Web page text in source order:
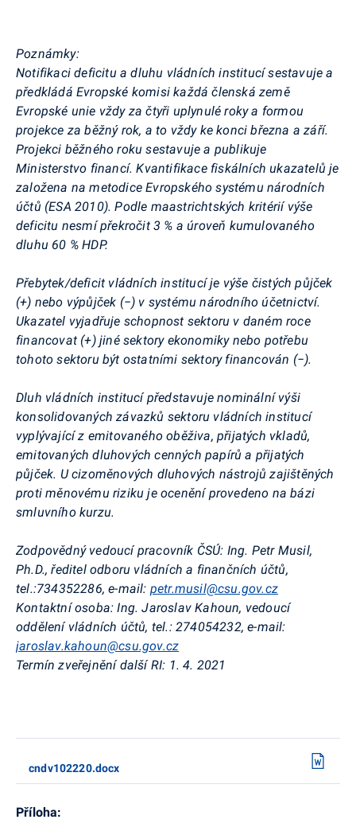
Poznámky:
Notifikaci deficitu a dluhu vládních institucí sestavuje a
předkládá Evropské komisi každá členská země
Evropské unie vždy za čtyři uplynulé roky a formou
projekce za běžný rok, a to vždy ke konci března a září.
Projekci běžného roku sestavuje a publikuje
Ministerstvo financí. Kvantifikace fiskálních ukazatelů je
založena na metodice Evropského systému národních
účtů (ESA 2010). Podle maastrichtských kritérií výše
deficitu nesmí překročit 3 % a úroveň kumulovaného
dluhu 60 % HDP.
Přebytek/deficit vládních institucí je výše čistých půjček
(+) nebo výpůjček (−) v systému národního účetnictví.
Ukazatel vyjadřuje schopnost sektoru v daném roce
financovat (+) jiné sektory ekonomiky nebo potřebu
tohoto sektoru být ostatními sektory financován (−).
Dluh vládních institucí představuje nominální výši
konsolidovaných závazků sektoru vládních institucí
vyplývající z emitovaného oběživa, přijatých vkladů,
emitovaných dluhových cenných papírů a přijatých
půjček. Ucizoměnových dluhových nástrojů zajištěných
proti měnovému riziku je ocenění provedeno na bázi
smluvního kurzu.
Zodpovědný vedoucí pracovník ČSÚ: Ing. Petr Musil,
Ph.D., ředitel odboru vládních a finančních účtů,
tel.:734352286, e-mail: petr.musil@csu.gov.cz
Kontaktní osoba:Ing. Jaroslav Kahoun, vedoucí
oddělení vládních účtů, tel.: 274054232, e-mail:
jaroslav.kahoun@csu.gov.cz
Termín zveřejnění další RI: 1. 4. 2021
cndv102220.docx
Příloha: